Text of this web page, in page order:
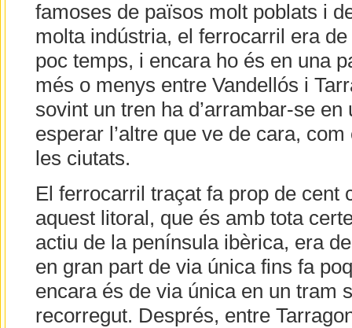
famoses de països molt poblats i
molta indústria, el ferrocarril era
poc temps, i encara ho és en una
més o menys entre Vandellós i
sovint un tren ha d’arrambar-se en
esperar l’altre que ve de cara,
les ciutats.
El ferrocarril traçat fa prop de cent
aquest litoral, que és amb tota
actiu de la península ibèrica, era
en gran part de via única fins fa
encara és de via única en un tram
recorregut. Després, entre